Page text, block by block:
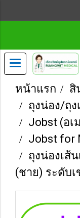
หน้าแรก
สิ
ถุงน่อง/ถุง
Jobst (อเ
Jobst for
ถุงน่องเส้
(ชาย) ระดับ